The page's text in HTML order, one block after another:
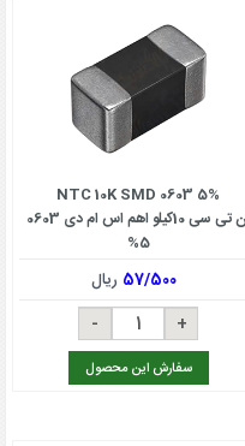
NTC 10K SMD 0603 5%
ان تی سی 10کیلو اهم اس ام دی 0603
5%
57/500 ریال
سفارش این محصول